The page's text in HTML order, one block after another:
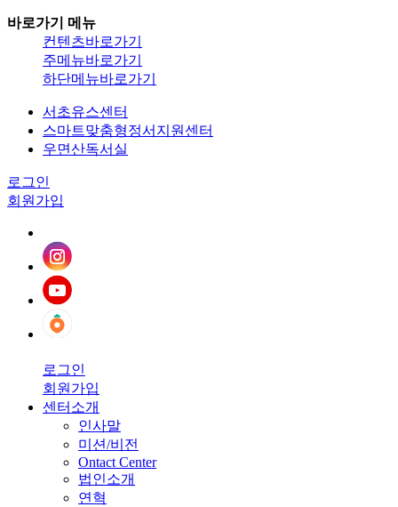
바로가기 메뉴
컨텐츠바로가기
주메뉴바로가기
하단메뉴바로가기
서초유스센터
스마트맞춤형정서지원센터
우면산독서실
로그인
회원가입
로그인
회원가입
센터소개
인사말
미션/비전
Ontact Center
법인소개
연혁